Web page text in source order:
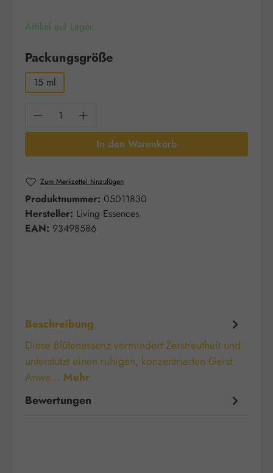
Artikel auf Lager.
Packungsgrößeauswählen
15 ml
Produkt Anzahl: Gib den gewünschten
In den Warenkorb
Zum Merkzettel hinzufügen
Produktnummer: 05011830
Hersteller: Living Essences
EAN: 93498586
Beschreibung
Diese Blütenessenz vermindert Zerstreutheit und
unterstützt einen ruhigen, konzentrierten Geist.
Anwe… Mehr
Bewertungen